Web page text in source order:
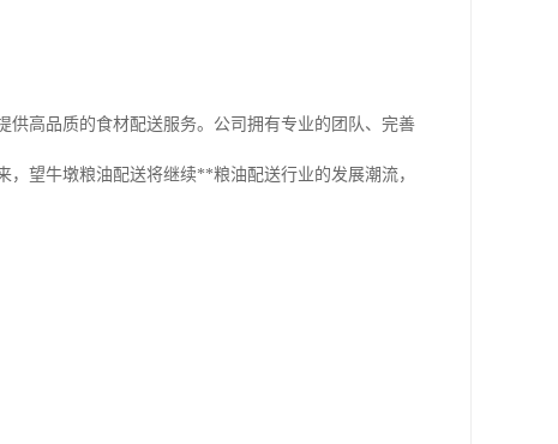
高品质的食材配送服务。公司拥有专业的团队、完善
望牛墩粮油配送将继续**粮油配送行业的发展潮流，